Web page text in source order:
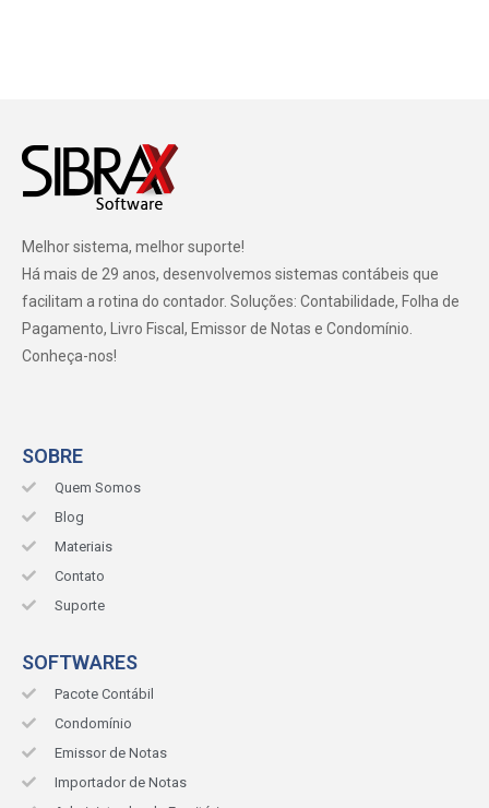
Melhor sistema, melhor suporte!
Há mais de 29 anos, desenvolvemos sistemas contábeis que
facilitam a rotina do contador. Soluções: Contabilidade, Folha de
Pagamento, Livro Fiscal, Emissor de Notas e Condomínio.
Conheça-nos!
SOBRE
Quem Somos
Blog
Materiais
Contato
Suporte
SOFTWARES
Pacote Contábil
Condomínio
Emissor de Notas
Importador de Notas